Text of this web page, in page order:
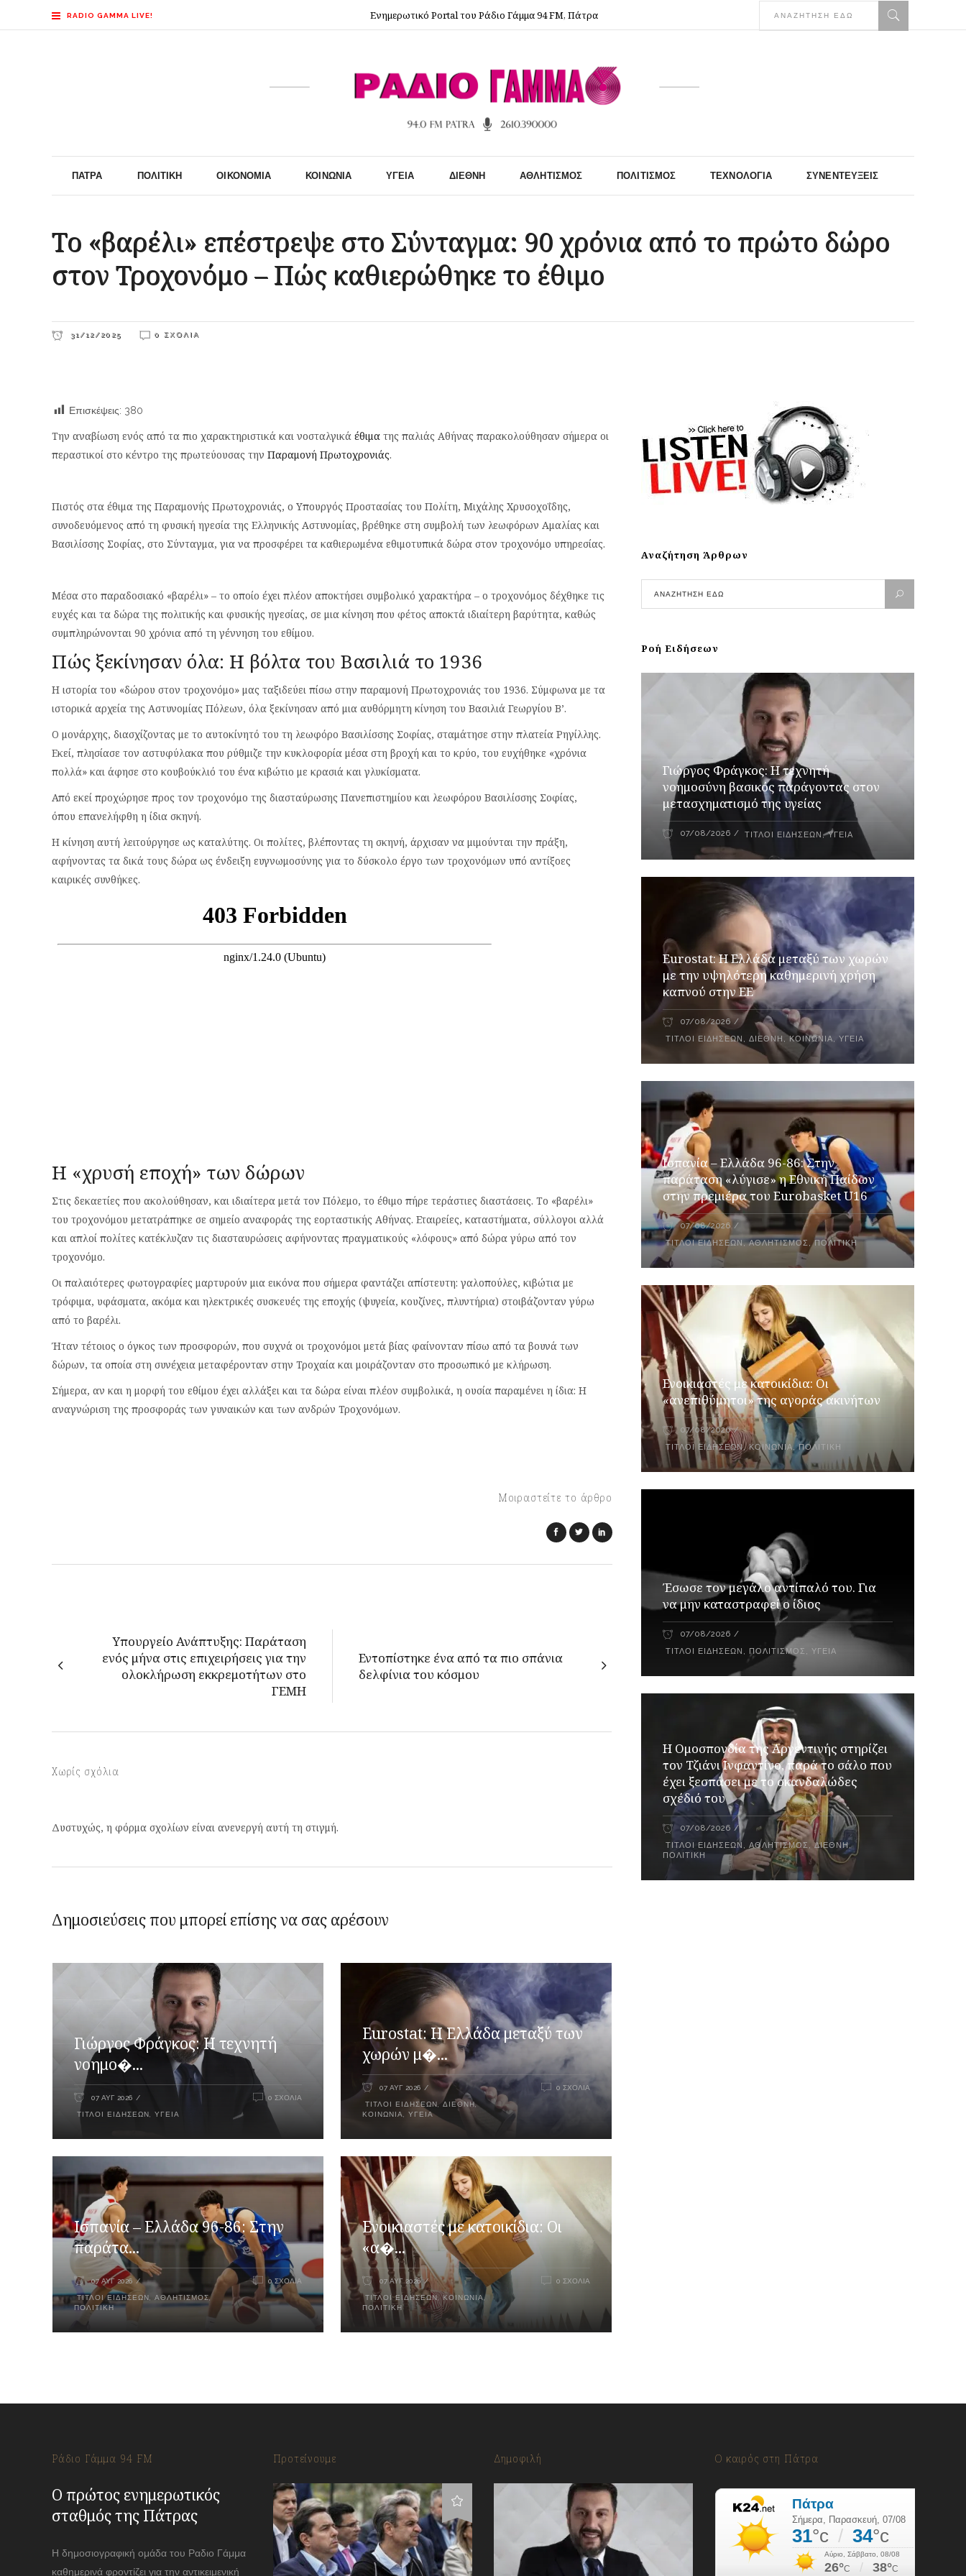
RADIO GAMMA LIVE! Ενημερωτικό Portal του Ράδιο Γάμμα 94 FM, Πάτρα
ΠΆΤΡΑ ΠΟΛΙΤΙΚΉ ΟΙΚΟΝΟΜΊΑ ΚΟΙΝΩΝΊΑ ΥΓΕΊΑ ΔΙΕΘΝΉ ΑΘΛΗΤΙΣΜΌΣ ΠΟΛΙΤΙΣΜΌΣ ΤΕΧΝΟΛΟΓΊΑ ΣΥΝΕΝΤΕΎΞΕΙΣ
Το «βαρέλι» επέστρεψε στο Σύνταγμα: 90 χρόνια από το πρώτο δώρο
στον Τροχονόμο – Πώς καθιερώθηκε το έθιμο
31/12/2025 0 ΣΧΌΛΙΑ
Επισκέψεις: 380
Την αναβίωση ενός από τα πιο χαρακτηριστικά και νοσταλγικά έθιμα της παλιάς Αθήνας παρακολούθησαν σήμερα οι
περαστικοί στο κέντρο της πρωτεύουσας την Παραμονή Πρωτοχρονιάς.
Πιστός στα έθιμα της Παραμονής Πρωτοχρονιάς, ο Υπουργός Προστασίας του Πολίτη, Μιχάλης Χρυσοχοΐδης,
συνοδευόμενος από τη φυσική ηγεσία της Ελληνικής Αστυνομίας, βρέθηκε στη συμβολή των λεωφόρων Αμαλίας και
Βασιλίσσης Σοφίας, στο Σύνταγμα, για να προσφέρει τα καθιερωμένα εθιμοτυπικά δώρα στον τροχονόμο υπηρεσίας.
​Μέσα στο παραδοσιακό «βαρέλι» – το οποίο έχει πλέον αποκτήσει συμβολικό χαρακτήρα – ο τροχονόμος δέχθηκε τις
ευχές και τα δώρα της πολιτικής και φυσικής ηγεσίας, σε μια κίνηση που φέτος αποκτά ιδιαίτερη βαρύτητα, καθώς
συμπληρώνονται 90 χρόνια από τη γέννηση του εθίμου.
​Πώς ξεκίνησαν όλα: Η βόλτα του Βασιλιά το 1936
Η ιστορία του «δώρου στον τροχονόμο» μας ταξιδεύει πίσω στην παραμονή Πρωτοχρονιάς του 1936. Σύμφωνα με τα
ιστορικά αρχεία της Αστυνομίας Πόλεων, όλα ξεκίνησαν από μια αυθόρμητη κίνηση του Βασιλιά Γεωργίου Β’.
Ο μονάρχης, διασχίζοντας με το αυτοκίνητό του τη λεωφόρο Βασιλίσσης Σοφίας, σταμάτησε στην πλατεία Ρηγίλλης.
Εκεί, πλησίασε τον αστυφύλακα που ρύθμιζε την κυκλοφορία μέσα στη βροχή και το κρύο, του ευχήθηκε «χρόνια
πολλά» και άφησε στο κουβούκλιό του ένα κιβώτιο με κρασιά και γλυκίσματα.
Από εκεί προχώρησε προς τον τροχονόμο της διασταύρωσης Πανεπιστημίου και λεωφόρου Βασιλίσσης Σοφίας,
όπου επανελήφθη η ίδια σκηνή.
​Η κίνηση αυτή λειτούργησε ως καταλύτης. Οι πολίτες, βλέποντας τη σκηνή, άρχισαν να μιμούνται την πράξη,
αφήνοντας τα δικά τους δώρα ως ένδειξη ευγνωμοσύνης για το δύσκολο έργο των τροχονόμων υπό αντίξοες
καιρικές συνθήκες.
​Η «χρυσή εποχή» των δώρων
Στις δεκαετίες που ακολούθησαν, και ιδιαίτερα μετά τον Πόλεμο, το έθιμο πήρε τεράστιες διαστάσεις. Το «βαρέλι»
του τροχονόμου μετατράπηκε σε σημείο αναφοράς της εορταστικής Αθήνας. Εταιρείες, καταστήματα, σύλλογοι αλλά
και απλοί πολίτες κατέκλυζαν τις διασταυρώσεις αφήνοντας πραγματικούς «λόφους» από δώρα γύρω από τον
τροχονόμο.
​Οι παλαιότερες φωτογραφίες μαρτυρούν μια εικόνα που σήμερα φαντάζει απίστευτη: γαλοπούλες, κιβώτια με
τρόφιμα, υφάσματα, ακόμα και ηλεκτρικές συσκευές της εποχής (ψυγεία, κουζίνες, πλυντήρια) στοιβάζονταν γύρω
από το βαρέλι.
Ήταν τέτοιος ο όγκος των προσφορών, που συχνά οι τροχονόμοι μετά βίας φαίνονταν πίσω από τα βουνά των
δώρων, τα οποία στη συνέχεια μεταφέρονταν στην Τροχαία και μοιράζονταν στο προσωπικό με κλήρωση.
​Σήμερα, αν και η μορφή του εθίμου έχει αλλάξει και τα δώρα είναι πλέον συμβολικά, η ουσία παραμένει η ίδια: Η
αναγνώριση της προσφοράς των γυναικών και των ανδρών Τροχονόμων.
Μοιραστείτε το άρθρο
Υπουργείο Ανάπτυξης: Παράταση
ενός μήνα στις επιχειρήσεις για την
ολοκλήρωση εκκρεμοτήτων στο
ΓΕΜΗ
Εντοπίστηκε ένα από τα πιο σπάνια
δελφίνια του κόσμου
Χωρίς σχόλια
Δυστυχώς, η φόρμα σχολίων είναι ανενεργή αυτή τη στιγμή.
Δημοσιεύσεις που μπορεί επίσης να σας αρέσουν
Γιώργος Φράγκος: Η τεχνητή
νοημο�...
07 ΑΥΓ 2026
ΤΊΤΛΟΙ ΕΙΔΉΣΕΩΝ ΥΓΕΊΑ
0 ΣΧΌΛΙΑ
Eurostat: Η Ελλάδα μεταξύ των
χωρών μ�...
07 ΑΥΓ 2026
ΤΊΤΛΟΙ ΕΙΔΉΣΕΩΝ ,ΔΙΕΘΝΉ,
ΚΟΙΝΩΝΊΑ
ΥΓΕΊΑ
0 ΣΧΌΛΙΑ
Ισπανία – Ελλάδα 96-86: Στην
παράτα...
07 ΑΥΓ 2026
ΤΊΤΛΟΙ ΕΙΔΉΣΕΩΝ ΑΘΛΗΤΙΣΜΌΣ,
ΠΟΛΙΤΙΚΉ
0 ΣΧΌΛΙΑ
Ενοικιαστές με κατοικίδια: Οι
«α�...
07 ΑΥΓ 2026
ΤΊΤΛΟΙ ΕΙΔΉΣΕΩΝ,ΚΟΙΝΩΝΊΑ,
ΠΟΛΙΤΙΚΉ
0 ΣΧΌΛΙΑ
Αναζήτηση Άρθρων
Ροή Ειδήσεων
Γιώργος Φράγκος: Η τεχνητή
νοημοσύνη βασικός παράγοντας στον
μετασχηματισμό της υγείας
07/08/2026 ΤΊΤΛΟΙ ΕΙΔΉΣΕΩΝ ,ΥΓΕΊΑ
Eurostat: Η Ελλάδα μεταξύ των χωρών
με την υψηλότερη καθημερινή χρήση
καπνού στην ΕΕ
07/08/2026
ΤΊΤΛΟΙ ΕΙΔΉΣΕΩΝ ,ΔΙΕΘΝΉ ,ΚΟΙΝΩΝΊΑ,ΥΓΕΊΑ
Ισπανία – Ελλάδα 96-86: Στην
παράταση «λύγισε» η Εθνική Παίδων
στην πρεμιέρα του Eurobasket U16
07/08/2026
ΤΊΤΛΟΙ ΕΙΔΉΣΕΩΝ,ΑΘΛΗΤΙΣΜΌΣ,ΠΟΛΙΤΙΚΉ
Ενοικιαστές με κατοικίδια: Οι
«ανεπιθύμητοι» της αγοράς ακινήτων
07/08/2026
ΤΊΤΛΟΙ ΕΙΔΉΣΕΩΝ,ΚΟΙΝΩΝΊΑ,ΠΟΛΙΤΙΚΉ
Έσωσε τον μεγάλο αντίπαλό του. Για
να μην καταστραφεί ο ίδιος
07/08/2026
ΤΊΤΛΟΙ ΕΙΔΉΣΕΩΝ , ΠΟΛΙΤΙΣΜΌΣ , ΥΓΕΊΑ
Η Ομοσπονδία της Αργεντινής στηρίζει
τον Τζιάνι Ινφαντίνο, παρά το σάλο που
έχει ξεσπάσει με το σκανδαλώδες
σχέδιό του
07/08/2026
ΤΊΤΛΟΙ ΕΙΔΉΣΕΩΝ ,ΑΘΛΗΤΙΣΜΌΣ,ΔΙΕΘΝΉ,
ΠΟΛΙΤΙΚΉ
Ράδιο Γάμμα 94 FM
Ο πρώτος ενημερωτικός
σταθμός της Πάτρας
Η δημοσιογραφική ομάδα του Ραδιο Γάμμα
καθημερινά φροντίζει για την αντικειμενική
Προτείνουμε Δημοφιλή Ο καιρός στη Πάτρα